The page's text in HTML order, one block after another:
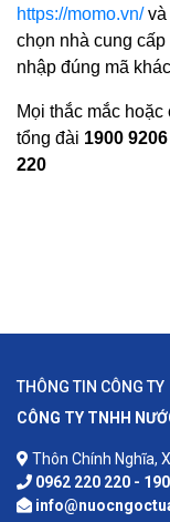
https://momo.vn/và
chọn nhà cung
nhập đúng mã
Mọi thắc mắc
tổng đài 1900 9206
220
THÔNG TIN CÔNG TY
CÔNG TY TNHH
Thôn Chính Nghĩa,
0962 220 220 -